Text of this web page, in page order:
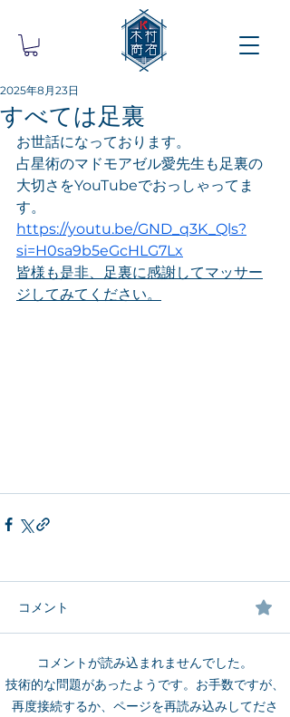
すべては足裏
2025年8月23日
お世話になっております。
占星術のマドモアゼル愛先生も足裏の
大切さをYouTubeでおっしゃってま
す。
https://youtu.be/GND_q3K_Qls?
si=H0sa9b5eGcHLG7Lx
皆様も是非、足裏に感謝してマッサー
ジしてみてください。
コメント
コメントが読み込まれませんでした。
技術的な問題があったようです。お手数ですが、
再度接続するか、ページを再読み込みしてださ